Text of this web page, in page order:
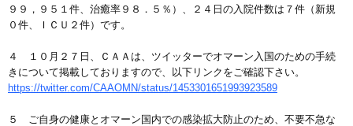
９９，９５１件、治癒率９８．５％）、２４日の入院件数は７件（新規
０件、ＩＣＵ２件）です。
４ １０月２７日、ＣＡＡは、ツイッターでオマーン入国のための手続
きについて掲載しておりますので、以下リンクをご確認下さい。
https://twitter.com/CAAOMN/status/1453301651993923589
５ ご自身の健康とオマーン国内での感染拡大防止のため、不要不急な